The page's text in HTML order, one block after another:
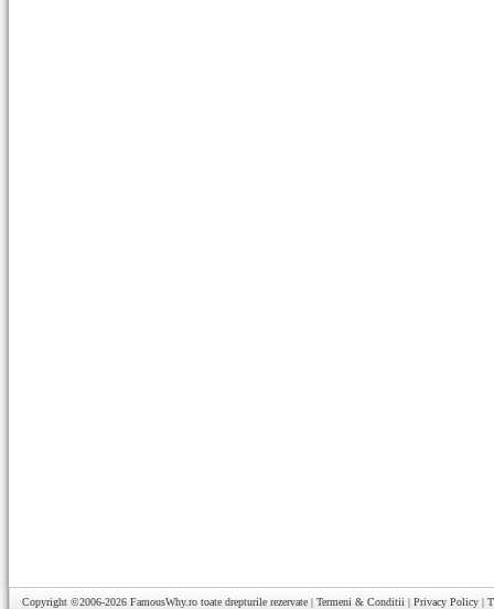
Copyright ©2006-2026 FamousWhy.ro toate drepturile rezervate | Termeni & Conditii | Privacy Policy |